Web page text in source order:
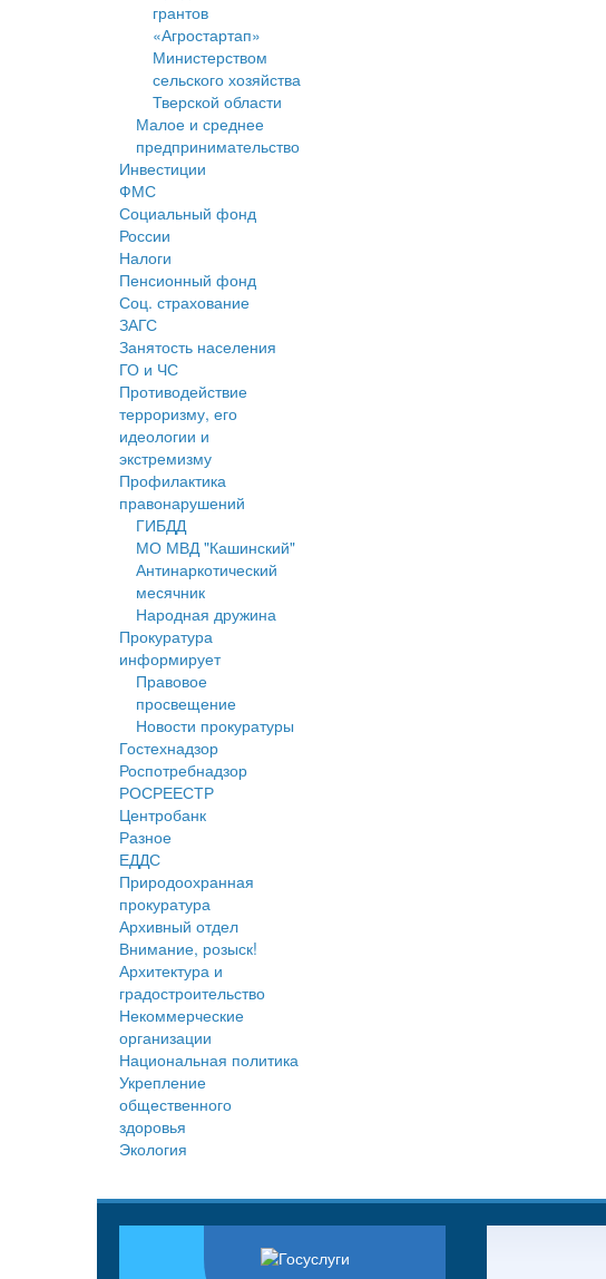
грантов
«Агростартап»
Министерством
сельского хозяйства
Тверской области
Малое и среднее
предпринимательство
Инвестиции
ФМС
Социальный фонд
России
Налоги
Пенсионный фонд
Соц. страхование
ЗАГС
Занятость населения
ГО и ЧС
Противодействие
терроризму, его
идеологии и
экстремизму
Профилактика
правонарушений
ГИБДД
МО МВД "Кашинский"
Антинаркотический
месячник
Народная дружина
Прокуратура
информирует
Правовое
просвещение
Новости прокуратуры
Гостехнадзор
Роспотребнадзор
РОСРЕЕСТР
Центробанк
Разное
ЕДДС
Природоохранная
прокуратура
Архивный отдел
Внимание, розыск!
Архитектура и
градостроительство
Некоммерческие
организации
Национальная политика
Укрепление
общественного
здоровья
Экология